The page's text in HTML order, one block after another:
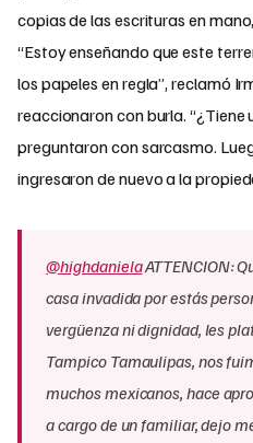
copias de las escrituras en
“Estoy enseñando que este
los papeles en regla”, reclamó
reaccionaron con burla. “¿Tiene
preguntaron con sarcasmo.
ingresaron de nuevo a la
@highdanielaATTENCION:
casa invadida por estás
vergüenza ni dignidad, les
Tampico Tamaulipas, nos
muchos mexicanos, hace
a cargo de un familiar, dejo